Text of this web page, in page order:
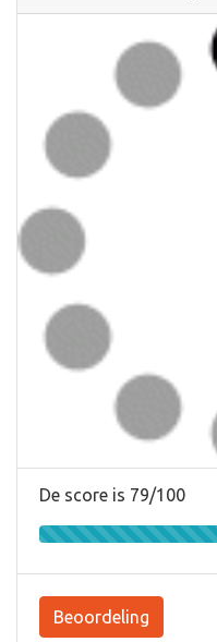
De score is 79/100
Beoordeling